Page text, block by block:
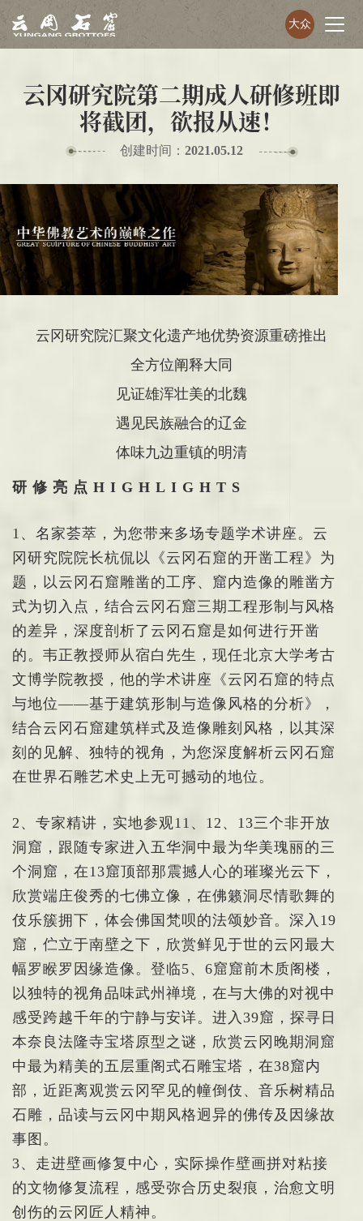
大众
云冈研究院第二期成人研修班即
将截团，欲报从速！
创建时间： 2021.05.12
云冈研究院汇聚文化遗产地优势资源重磅推出
全方位阐释大同
见证雄浑壮美的北魏
遇见民族融合的辽金
体味九边重镇的明清
研修亮点HIGHLIGHTS
1、名家荟萃，为您带来多场专题学术讲座。云
冈研究院院长杭侃以《云冈石窟的开凿工程》为
题，以云冈石窟雕凿的工序、窟内造像的雕凿方
式为切入点，结合云冈石窟三期工程形制与风格
的差异，深度剖析了云冈石窟是如何进行开凿
的。韦正教授师从宿白先生，现任北京大学考古
文博学院教授，他的学术讲座《云冈石窟的特点
与地位——基于建筑形制与造像风格的分析》，
结合云冈石窟建筑样式及造像雕刻风格，以其深
刻的见解、独特的视角，为您深度解析云冈石窟
在世界石雕艺术史上无可撼动的地位。
2、专家精讲，实地参观11、12、13三个非开放
洞窟，跟随专家进入五华洞中最为华美瑰丽的三
个洞窟，在13窟顶部那震撼人心的璀璨光云下，
欣赏端庄俊秀的七佛立像，在佛籁洞尽情歌舞的
伎乐簇拥下，体会佛国梵呗的法颂妙音。深入19
窟，伫立于南壁之下，欣赏鲜见于世的云冈最大
幅罗睺罗因缘造像。登临5、6窟窟前木质阁楼，
以独特的视角品味武州禅境，在与大佛的对视中
感受跨越千年的宁静与安详。进入39窟，探寻日
本奈良法隆寺宝塔原型之谜，欣赏云冈晚期洞窟
中最为精美的五层重阁式石雕宝塔，在38窟内
部，近距离观赏云冈罕见的幢倒伎、音乐树精品
石雕，品读与云冈中期风格迥异的佛传及因缘故
事图。
3、走进壁画修复中心，实际操作壁画拼对粘接
的文物修复流程，感受弥合历史裂痕，治愈文明
创伤的云冈匠人精神。